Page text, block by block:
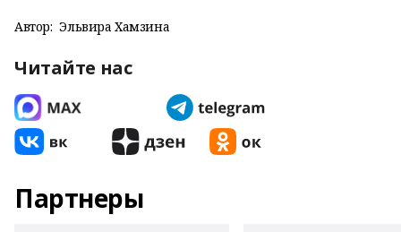
Автор: Эльвира Хамзина
Читайте нас
Партнеры